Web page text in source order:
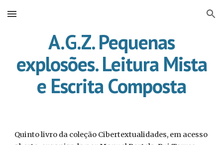
Skip to main content Skip to navigation
A.G.Z. Pequenas
explosões. Leitura Mista
e Escrita Composta
Quinto livro da coleção Cibertextualidades, em acesso